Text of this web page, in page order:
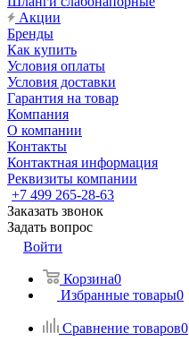
Акции
Бренды
Как купить
Условия оплаты
Условия доставки
Гарантия на товар
Компания
О компании
Контакты
Контактная информация
Реквизиты компании
+7 499 265-28-63
Заказать звонок
Задать вопрос
Войти
Корзина0
Избранные товары0
Сравнение товаров0